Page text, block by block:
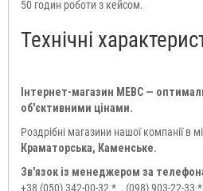
50 годин роботи з кейсом.
Технічні
Інтернет-магазин МЕВС —
об'єктивними цінами.
Роздрібні магазини нашої компанії в
Краматорська, Каменське.
Зв'язок із менеджером за
+38 (050) 342-00-32 * , (098) 903-22-33 *